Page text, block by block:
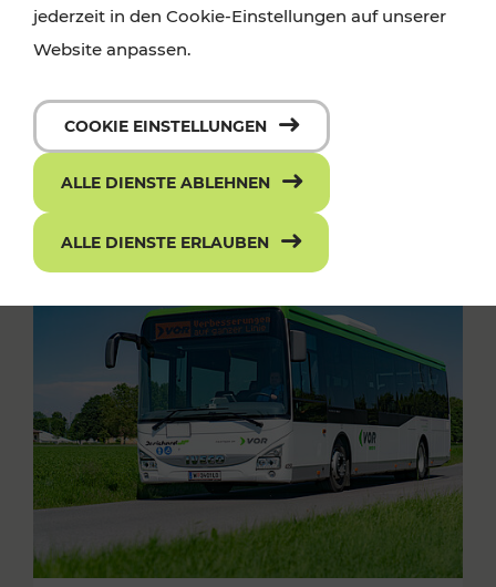
jederzeit in den Cookie-Einstellungen auf unserer
Website anpassen.
COOKIE EINSTELLUNGEN
ALLE DIENSTE ABLEHNEN
ALLE DIENSTE ERLAUBEN